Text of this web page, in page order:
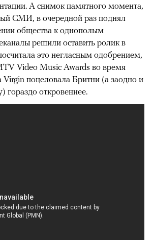
А снимок памятного момента,
СМИ, в очередной раз поднял
общества к однополым
решили оставить ролик в
это негласным одобрением,
Video Music Awards во время
Virgin поцеловала Бритни (а заодно и
гораздо откровеннее.